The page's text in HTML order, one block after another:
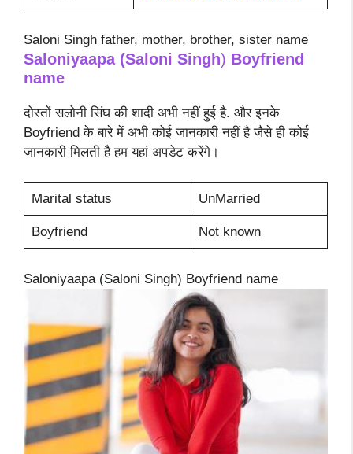
Saloni Singh father, mother, brother, sister name
Saloniyaapa (Saloni Singh) Boyfriend
name
दोस्तों सलोनी सिंघ की शादी अभी नहीं हुई है. और इनके
Boyfriend के बारे में अभी कोई जानकारी नहीं है जैसे ही कोई
जानकारी मिलती है हम यहां अपडेट करेंगे।
Marital status UnMarried
Boyfriend Not known
Saloniyaapa (Saloni Singh) Boyfriend name